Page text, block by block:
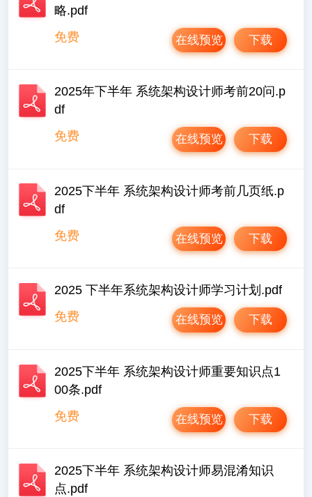
略.pdf
免费
下载
在线预览
2025年下半年 系统架构设计师考前20问.p
df
免费
下载
在线预览
2025下半年 系统架构设计师考前几页纸.p
df
免费
下载
在线预览
2025 下半年系统架构设计师学习计划.pdf
免费
下载
在线预览
2025下半年 系统架构设计师重要知识点1
00条.pdf
免费
下载
在线预览
2025下半年 系统架构设计师易混淆知识
点.pdf